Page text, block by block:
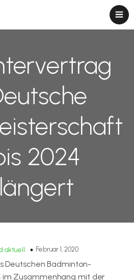
2024
aktuell Februar 1, 2020
Deutschen Badminton-
im Zusammenhang mit der